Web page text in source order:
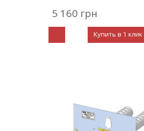
5 160 грн
Купить в 1 клик